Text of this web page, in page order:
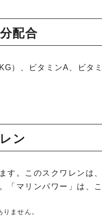
配合
）、ビタミンA、ビタ
ン
す。このスクワレンは
「マリンパワー」は、
ません。